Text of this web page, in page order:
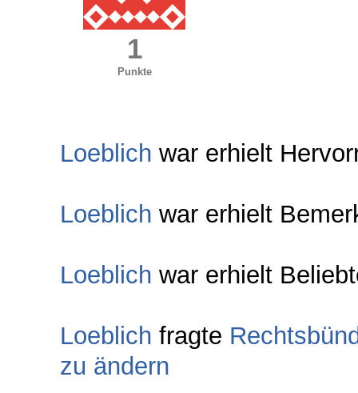
1
Punkte
Loeblich war erhielt
Loeblich war erhielt
Loeblich war erhielt
Loeblich fragte
zu ändern